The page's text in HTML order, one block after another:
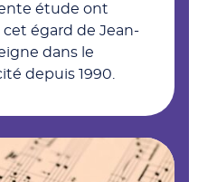
étude ont
égard de Jean-
dans le
depuis 1990.